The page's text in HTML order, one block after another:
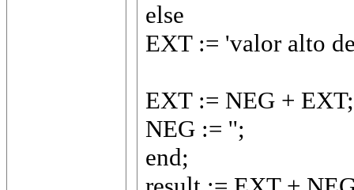
else
EXT := 'valor alto
EXT := NEG + EXT;
NEG := '';
end;